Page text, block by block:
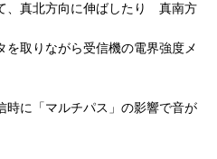
、真北方向に伸ばしたり 真南方
取りながら受信機の電界強度メ
時に「マルチパス」の影響で音が